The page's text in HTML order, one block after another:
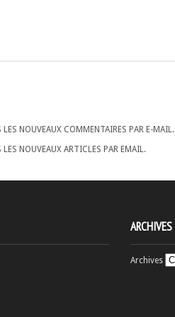
LES NOUVEAUX COMMENTAIRES PAR E-MAIL.
LES NOUVEAUX ARTICLES PAR EMAIL.
ARCHIVES
Archives